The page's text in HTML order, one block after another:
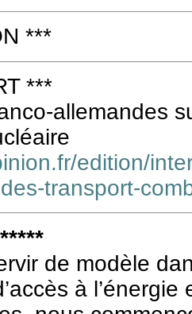
***
***
allemandes
edition/
transport-
de modèle
à l’énergie